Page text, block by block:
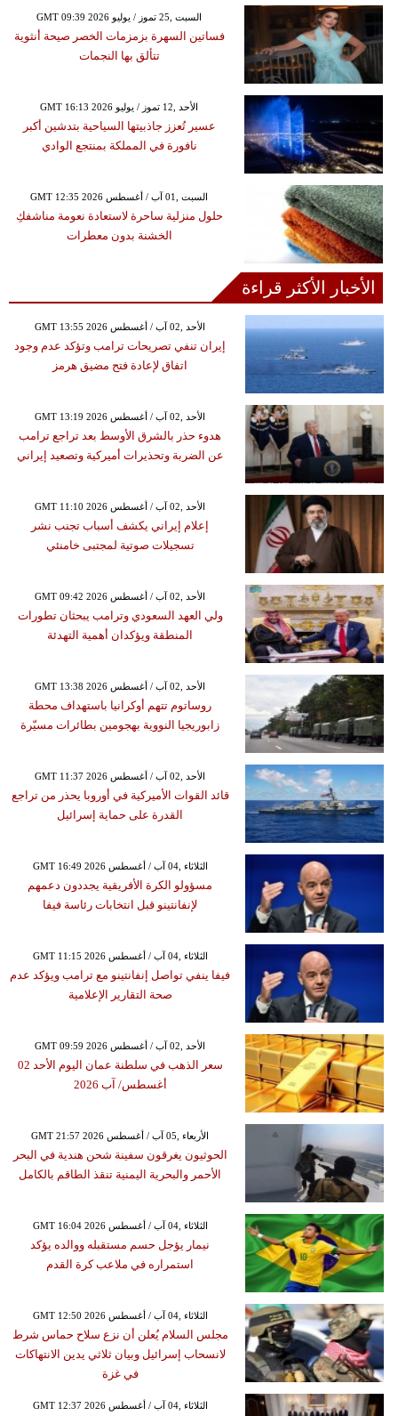
GMT 09:39 2026 السبت ,25 تموز / يوليو
فساتين السهرة بزمزمات الخصر صيحة أنثوية
تتألق بها النجمات
GMT 16:13 2026 الأحد ,12 تموز / يوليو
عسير تُعزز جاذبيتها السياحية بتدشين أكبر
نافورة في المملكة بمنتجع الوادي
GMT 12:35 2026 السبت ,01 آب / أغسطس
حلول منزلية ساحرة لاستعادة نعومة مناشفكِ
الخشنة بدون معطرات
الأخبار الأكثر قراءة
GMT 13:55 2026 الأحد ,02 آب / أغسطس
إيران تنفي تصريحات ترامب وتؤكد عدم وجود
اتفاق لإعادة فتح مضيق هرمز
GMT 13:19 2026 الأحد ,02 آب / أغسطس
هدوء حذر بالشرق الأوسط بعد تراجع ترامب
عن الضربة وتحذيرات أميركية وتصعيد إيراني
GMT 11:10 2026 الأحد ,02 آب / أغسطس
إعلام إيراني يكشف أسباب تجنب نشر
تسجيلات صوتية لمجتبى خامنئي
GMT 09:42 2026 الأحد ,02 آب / أغسطس
ولي العهد السعودي وترامب يبحثان تطورات
المنطقة ويؤكدان أهمية التهدئة
GMT 13:38 2026 الأحد ,02 آب / أغسطس
روساتوم تتهم أوكرانيا باستهداف محطة
زابوريجيا النووية بهجومين بطائرات مسيّرة
GMT 11:37 2026 الأحد ,02 آب / أغسطس
قائد القوات الأميركية في أوروبا يحذر من تراجع
القدرة على حماية إسرائيل
GMT 16:49 2026 الثلاثاء ,04 آب / أغسطس
مسؤولو الكرة الأفريقية يجددون دعمهم
لإنفانتينو قبل انتخابات رئاسة فيفا
GMT 11:15 2026 الثلاثاء ,04 آب / أغسطس
فيفا ينفي تواصل إنفانتينو مع ترامب ويؤكد عدم
صحة التقارير الإعلامية
GMT 09:59 2026 الأحد ,02 آب / أغسطس
سعر الذهب في سلطنة عمان اليوم الأحد 02
أغسطس/ آب 2026
GMT 21:57 2026 الأربعاء ,05 آب / أغسطس
الحوثيون يغرقون سفينة شحن هندية في البحر
الأحمر والبحرية اليمنية تنقذ الطاقم بالكامل
GMT 16:04 2026 الثلاثاء ,04 آب / أغسطس
نيمار يؤجل حسم مستقبله ووالده يؤكد
استمراره في ملاعب كرة القدم
GMT 12:50 2026 الثلاثاء ,04 آب / أغسطس
مجلس السلام يُعلن أن نزع سلاح حماس شرط
لانسحاب إسرائيل وبيان ثلاثي يدين الانتهاكات
في غزة
GMT 12:37 2026 الثلاثاء ,04 آب / أغسطس